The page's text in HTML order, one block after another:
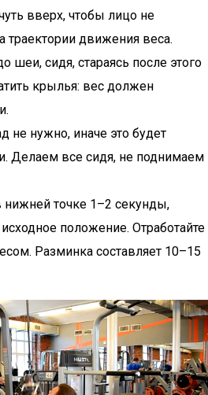
вверх, чтобы лицо не
траектории движения веса.
шеи, сидя, стараясь после этого
крылья: вес должен
не нужно, иначе это будет
Делаем все сидя, не поднимаем
точке 1–2 секунды,
положение. Отработайте
Разминка составляет 10–15